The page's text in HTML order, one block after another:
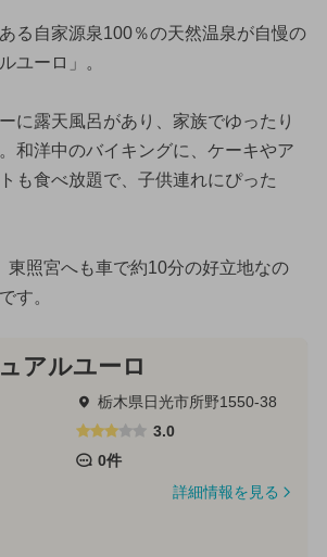
る自家源泉100％の天然温泉が自慢の
ユーロ」。
に露天風呂があり、家族でゆったり
和洋中のバイキングに、ケーキやア
も食べ放題で、子供連れにぴった
東照宮へも車で約10分の好立地なの
す。
アルユーロ
栃木県日光市所野1550-38
3.0
0件
詳細情報を見る